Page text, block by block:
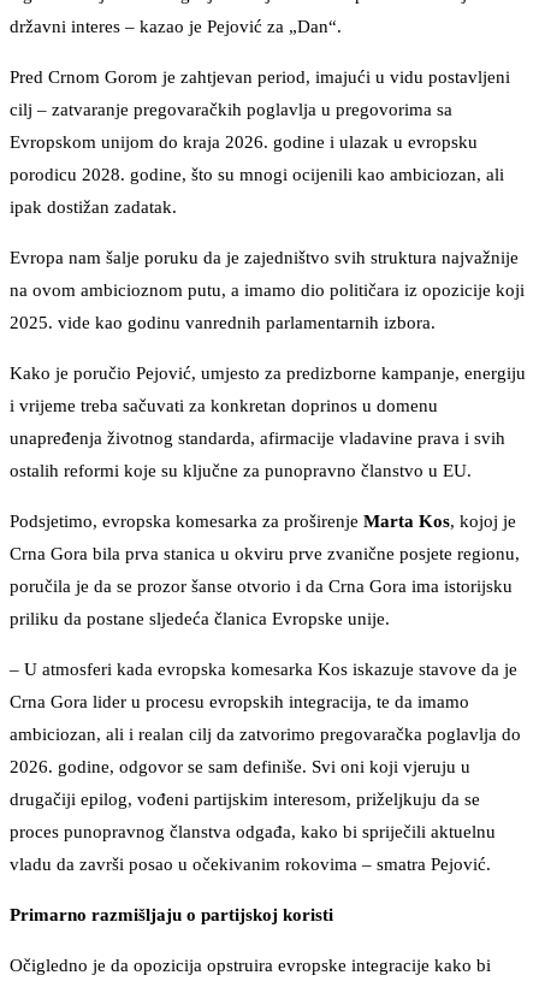
državni interes – kazao je Pejović za „Dan“.
Pred Crnom Gorom je zahtjevan period, imajući u vidu postavljeni
cilj – zatvaranje pregovaračkih poglavlja u pregovorima sa
Evropskom unijom do kraja 2026. godine i ulazak u evropsku
porodicu 2028. godine, što su mnogi ocijenili kao ambiciozan, ali
ipak dostižan zadatak.
Evropa nam šalje poruku da je zajedništvo svih struktura najvažnije
na ovom ambicioznom putu, a imamo dio političara iz opozicije koji
2025. vide kao godinu vanrednih parlamentarnih izbora.
Kako je poručio Pejović, umjesto za predizborne kampanje, energiju
i vrijeme treba sačuvati za konkretan doprinos u domenu
unapređenja životnog standarda, afirmacije vladavine prava i svih
ostalih reformi koje su ključne za punopravno članstvo u EU.
Podsjetimo, evropska komesarka za proširenje Marta Kos, kojoj je
Crna Gora bila prva stanica u okviru prve zvanične posjete regionu,
poručila je da se prozor šanse otvorio i da Crna Gora ima istorijsku
priliku da postane sljedeća članica Evropske unije.
– U atmosferi kada evropska komesarka Kos iskazuje stavove da je
Crna Gora lider u procesu evropskih integracija, te da imamo
ambiciozan, ali i realan cilj da zatvorimo pregovaračka poglavlja do
2026. godine, odgovor se sam definiše. Svi oni koji vjeruju u
drugačiji epilog, vođeni partijskim interesom, priželjkuju da se
proces punopravnog članstva odgađa, kako bi spriječili aktuelnu
vladu da završi posao u očekivanim rokovima – smatra Pejović.
Primarno razmišljaju o partijskoj koristi
Očigledno je da opozicija opstruira evropske integracije kako bi